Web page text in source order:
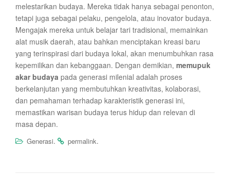
melestarikan budaya. Mereka tidak hanya sebagai penonton,
tetapi juga sebagai pelaku, pengelola, atau inovator budaya.
Mengajak mereka untuk belajar tari tradisional, memainkan
alat musik daerah, atau bahkan menciptakan kreasi baru
yang terinspirasi dari budaya lokal, akan menumbuhkan rasa
kepemilikan dan kebanggaan. Dengan demikian, memupuk
akar budaya pada generasi milenial adalah proses
berkelanjutan yang membutuhkan kreativitas, kolaborasi,
dan pemahaman terhadap karakteristik generasi ini,
memastikan warisan budaya terus hidup dan relevan di
masa depan.
Generasi. permalink.